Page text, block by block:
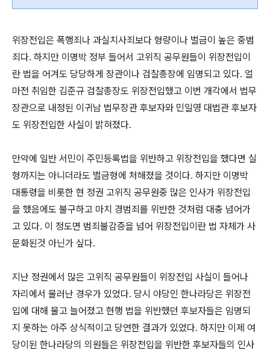
위장전입은 폭행죄나 과실치사죄보다 형량이나 벌금이 높은 중범
죄다. 하지만 이명박 정부 들어서 고위직 공무원들이 위장전입이
란 법을 어겨도 당당하게 장관이나 검찰총장에 임명되고 있다. 얼
마전 취임한 김준규 검찰총장도 위장전입했고 이번 개각에서 법무
장관으로 내정된 이귀남 법무장관 후보자와 민일영 대법관 후보자
도 위장전입한 사실이 밝혀졌다.
만약에 일반 서민이 주민등록법을 위반하고 위장전입을 했다면 실
형까지는 아니더라도 벌금형에 처해졌을 것이다. 하지만 이명박
대통령을 비롯한 현 정권 고위직 공무원중 많은 인사가 위장전입
을 했음에도 불구하고 마치 경범죄를 위반한 것처럼 대충 넘어가
고 있다. 이 정도면 범죄불감증을 넘어 위장전입이란 법 자체가 사
문화된것 아닌가 싶다.
지난 정권에서 많은 고위직 공무원들이 위장전입 사실이 들어나
자리에서 물러난 경우가 있었다. 당시 야당인 한나라당은 위장전
입에 대해 물고 늘어졌고 현행 법을 위반했던 후보자들은 임명되
지 못하는 아주 상식적이고 당연한 결과가 있었다. 하지만 이제 여
당이된 한나라당의 의원들은 위장전입을 위반한 후보자들의 인사